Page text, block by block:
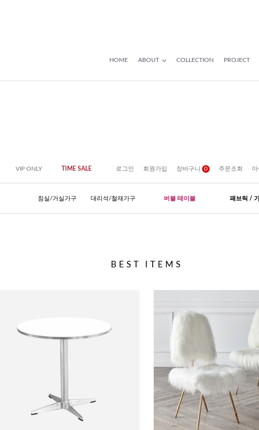
HOME ABOUT COLLECTION PROJECT
VIP ONLY TIME SALE 로그인 회원가입 장바구니 0 주문조회 마
침실/거실가구 대리석/철재가구 버블 테이블 패브릭 /
BEST ITEMS